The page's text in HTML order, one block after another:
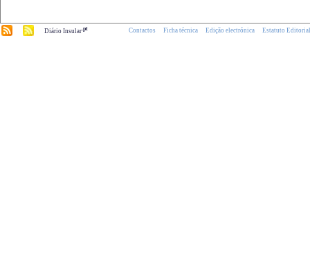
Diário Insular.pt Contactos Ficha técnica Edição electrónica Estatuto Editorial